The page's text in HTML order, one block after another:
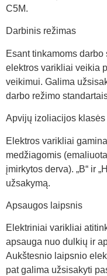
C5M.
Darbinis režimas
Esant tinkamoms
elektros varikliai veikia
veikimui. Galima
darbo režimo
Apvijų izoliacijos klasės
Elektros varikliai
medžiagomis
įmirkytos derva). „B“ ir
užsakymą.
Apsaugos laipsnis
Elektriniai varikliai
apsauga nuo dulkių ir
Aukštesnio laipsnio
pat galima užsisakyti